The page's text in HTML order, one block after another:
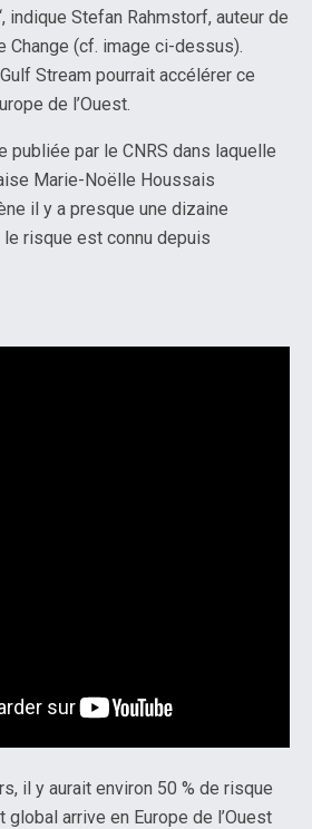
indique Stefan Rahmstorf, auteur de
Change (cf. image ci-dessus).
Stream pourrait accélérer ce
de l’Ouest.
publiée par le CNRS dans laquelle
Marie-Noëlle Houssais
il y a presque une dizaine
le risque est connu depuis
il y aurait environ 50 % de risque
global arrive en Europe de l’Ouest